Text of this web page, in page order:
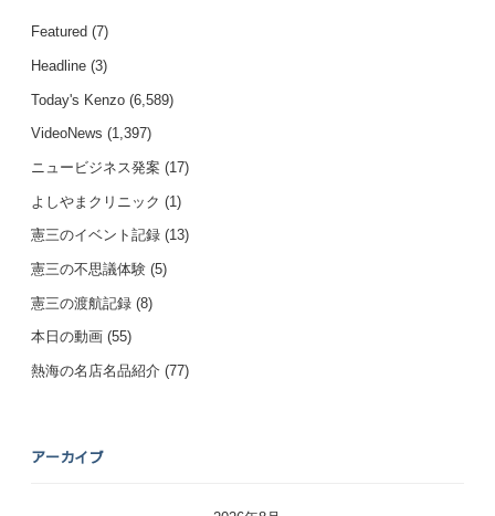
Featured (7)
Headline (3)
Today's Kenzo (6,589)
VideoNews (1,397)
ニュービジネス発案 (17)
よしやまクリニック (1)
憲三のイベント記録 (13)
憲三の不思議体験 (5)
憲三の渡航記録 (8)
本日の動画 (55)
熱海の名店名品紹介 (77)
アーカイブ